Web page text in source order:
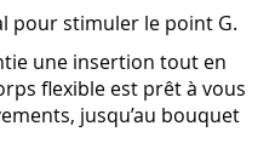
pour stimuler le point G.
une insertion tout en
flexible est prêt à vous
jusqu’au bouquet